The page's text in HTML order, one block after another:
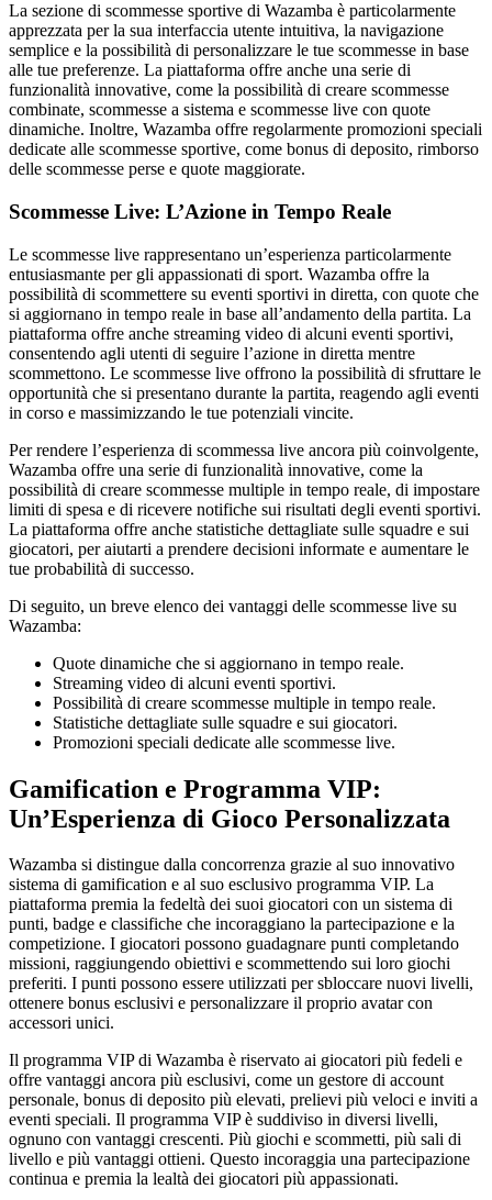
La sezione di scommesse sportive di Wazamba è particolarmente
apprezzata per la sua interfaccia utente intuitiva, la navigazione
semplice e la possibilità di personalizzare le tue scommesse in base
alle tue preferenze. La piattaforma offre anche una serie di
funzionalità innovative, come la possibilità di creare scommesse
combinate, scommesse a sistema e scommesse live con quote
dinamiche. Inoltre, Wazamba offre regolarmente promozioni speciali
dedicate alle scommesse sportive, come bonus di deposito, rimborso
delle scommesse perse e quote maggiorate.
Scommesse Live: L’Azione in Tempo Reale
Le scommesse live rappresentano un’esperienza particolarmente
entusiasmante per gli appassionati di sport. Wazamba offre la
possibilità di scommettere su eventi sportivi in diretta, con quote che
si aggiornano in tempo reale in base all’andamento della partita. La
piattaforma offre anche streaming video di alcuni eventi sportivi,
consentendo agli utenti di seguire l’azione in diretta mentre
scommettono. Le scommesse live offrono la possibilità di sfruttare le
opportunità che si presentano durante la partita, reagendo agli eventi
in corso e massimizzando le tue potenziali vincite.
Per rendere l’esperienza di scommessa live ancora più coinvolgente,
Wazamba offre una serie di funzionalità innovative, come la
possibilità di creare scommesse multiple in tempo reale, di impostare
limiti di spesa e di ricevere notifiche sui risultati degli eventi sportivi.
La piattaforma offre anche statistiche dettagliate sulle squadre e sui
giocatori, per aiutarti a prendere decisioni informate e aumentare le
tue probabilità di successo.
Di seguito, un breve elenco dei vantaggi delle scommesse live su
Wazamba:
Quote dinamiche che si aggiornano in tempo reale.
Streaming video di alcuni eventi sportivi.
Possibilità di creare scommesse multiple in tempo reale.
Statistiche dettagliate sulle squadre e sui giocatori.
Promozioni speciali dedicate alle scommesse live.
Gamification e Programma VIP:
Un’Esperienza di Gioco Personalizzata
Wazamba si distingue dalla concorrenza grazie al suo innovativo
sistema di gamification e al suo esclusivo programma VIP. La
piattaforma premia la fedeltà dei suoi giocatori con un sistema di
punti, badge e classifiche che incoraggiano la partecipazione e la
competizione. I giocatori possono guadagnare punti completando
missioni, raggiungendo obiettivi e scommettendo sui loro giochi
preferiti. I punti possono essere utilizzati per sbloccare nuovi livelli,
ottenere bonus esclusivi e personalizzare il proprio avatar con
accessori unici.
Il programma VIP di Wazamba è riservato ai giocatori più fedeli e
offre vantaggi ancora più esclusivi, come un gestore di account
personale, bonus di deposito più elevati, prelievi più veloci e inviti a
eventi speciali. Il programma VIP è suddiviso in diversi livelli,
ognuno con vantaggi crescenti. Più giochi e scommetti, più sali di
livello e più vantaggi ottieni. Questo incoraggia una partecipazione
continua e premia la lealtà dei giocatori più appassionati.